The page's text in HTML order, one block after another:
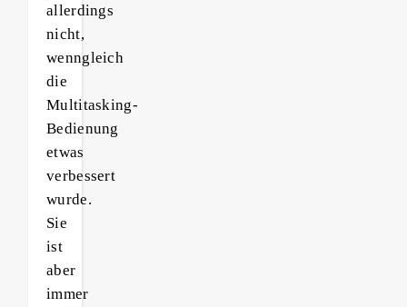
allerdings
nicht,
wenngleich
die
Multitasking-
Bedienung
etwas
verbessert
wurde.
Sie
ist
aber
immer